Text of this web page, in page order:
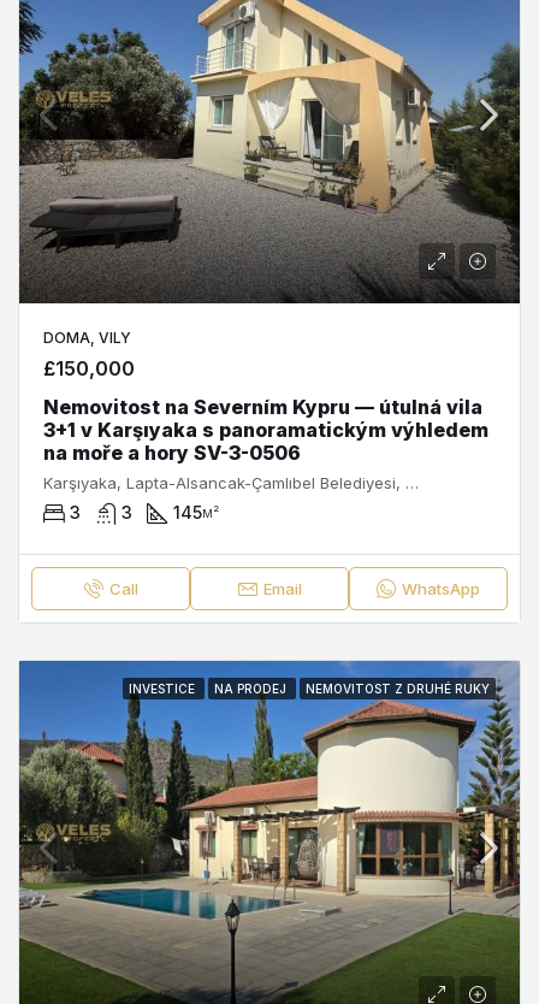
DOMA, VILY
£150,000
Nemovitost na Severním Kypru — útulná vila
3+1 v Karşıyaka s panoramatickým výhledem
na moře a hory SV-3-0506
Karşıyaka, Lapta-Alsancak-Çamlıbel Belediyesi, Girne ilçesi, Kuzey Kıbrıs, 99440, Κύπρος - Kıbrıs
3 3 145м²
Call Email WhatsApp
INVESTICE NA PRODEJ NEMOVITOST Z DRUHÉ RUKY